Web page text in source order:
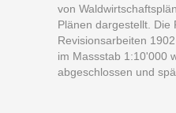
von
Plänen dargestellt. Die
Revisionsarbeiten
im Massstab 1:10'000
abgeschlossen und